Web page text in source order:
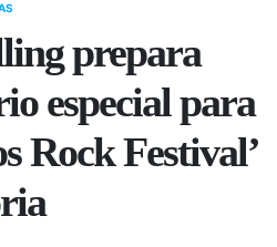
prepara
especial para
Rock Festival’